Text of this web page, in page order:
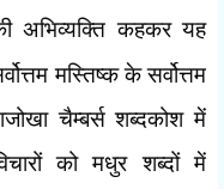
अभिव्यक्ति कहकर यह
मस्तिष्क के सर्वोत्तम
चैम्बर्स शब्दकोश में
को मधुर शब्दों में